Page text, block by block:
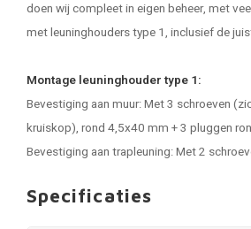
doen wij compleet in eigen beheer, met
met leuninghouders type 1, inclusief de
Montage leuninghouder type 1:
Bevestiging aan muur: Met 3 schroeven
kruiskop), rond 4,5x40 mm + 3 pluggen
Bevestiging aan trapleuning: Met 2
Specificaties